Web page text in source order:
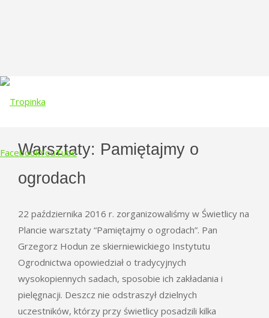
FacebookYouTube
content
Warsztaty: Pamiętajmy o
ogrodach
22 października 2016 r. zorganizowaliśmy w Świetlicy na
Plancie warsztaty “Pamiętajmy o ogrodach”. Pan
Grzegorz Hodun ze skierniewickiego Instytutu
Ogrodnictwa opowiedział o tradycyjnych
wysokopiennych sadach, sposobie ich zakładania i
pielęgnacji. Deszcz nie odstraszył dzielnych
uczestników, którzy przy świetlicy posadzili kilka